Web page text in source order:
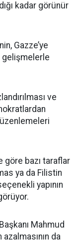
kadar görünür
Gazze’ye
gelişmelerle
ve
bazı taraflar
ya da Filistin
yapının
Mahmud
da